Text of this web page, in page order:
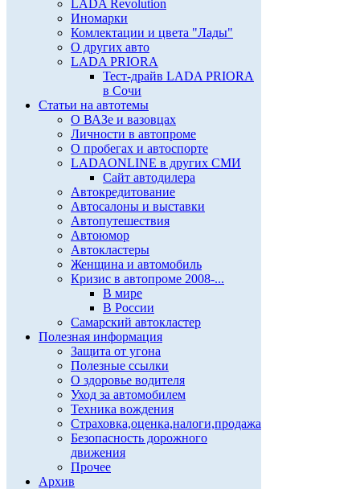
LADA Revolution
Иномарки
Комлектации и цвета "Лады"
О других авто
LADA PRIORA
Тест-драйв LADA PRIORA
в Сочи
Статьи на автотемы
О ВАЗе и вазовцах
Личности в автопроме
О пробегах и автоспорте
LADAONLINE в других СМИ
Сайт автодилера
Автокредитование
Автосалоны и выставки
Автопутешествия
Автоюмор
Автокластеры
Женщина и автомобиль
Кризис в автопроме 2008-...
В мире
В России
Самарский автокластер
Полезная информация
Защита от угона
Полезные ссылки
О здоровье водителя
Уход за автомобилем
Техника вождения
Страховка,оценка,налоги,продажа
Безопасность дорожного
движения
Прочее
Архив